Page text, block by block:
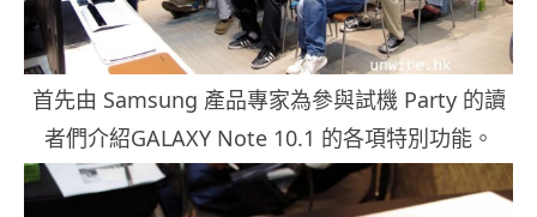
首先由 Samsung 產品專家為參與試機 Party 的讀
者們介紹GALAXY Note 10.1 的各項特別功能。